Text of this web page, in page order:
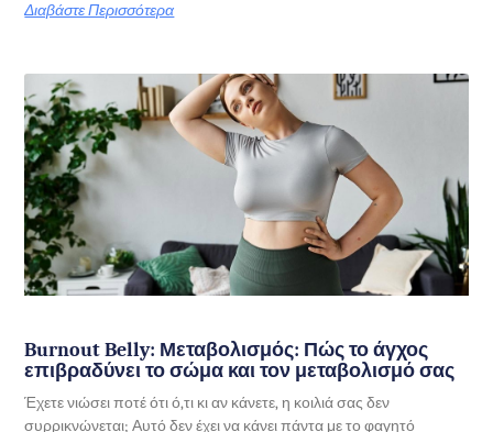
Διαβάστε Περισσότερα
Burnout Belly: Μεταβολισμός: Πώς το άγχος
επιβραδύνει το σώμα και τον μεταβολισμό σας
Έχετε νιώσει ποτέ ότι ό,τι κι αν κάνετε, η κοιλιά σας δεν
συρρικνώνεται; Αυτό δεν έχει να κάνει πάντα με το φαγητό